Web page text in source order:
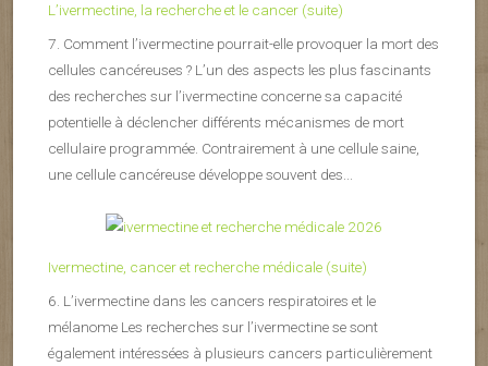
L’ivermectine, la recherche et le cancer (suite)
7. Comment l’ivermectine pourrait-elle provoquer la mort des
cellules cancéreuses ? L’un des aspects les plus fascinants
des recherches sur l’ivermectine concerne sa capacité
potentielle à déclencher différents mécanismes de mort
cellulaire programmée. Contrairement à une cellule saine,
une cellule cancéreuse développe souvent des...
Ivermectine, cancer et recherche médicale (suite)
6. L’ivermectine dans les cancers respiratoires et le
mélanome Les recherches sur l’ivermectine se sont
également intéressées à plusieurs cancers particulièrement